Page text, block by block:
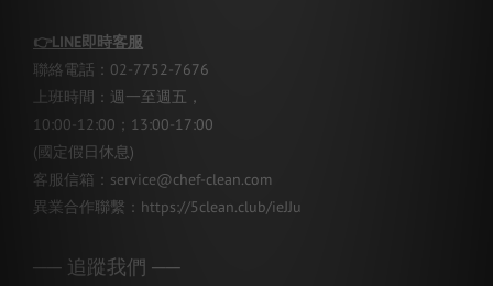
👉LINE即時客服
聯絡電話：02-7752-7676
上班時間：週一至週五，
10:00-12:00；13:00-17:00
(國定假日休息)
客服信箱：service@chef-clean.com
異業合作聯繫： https://5clean.club/ieJJu
── 追蹤我們 ──